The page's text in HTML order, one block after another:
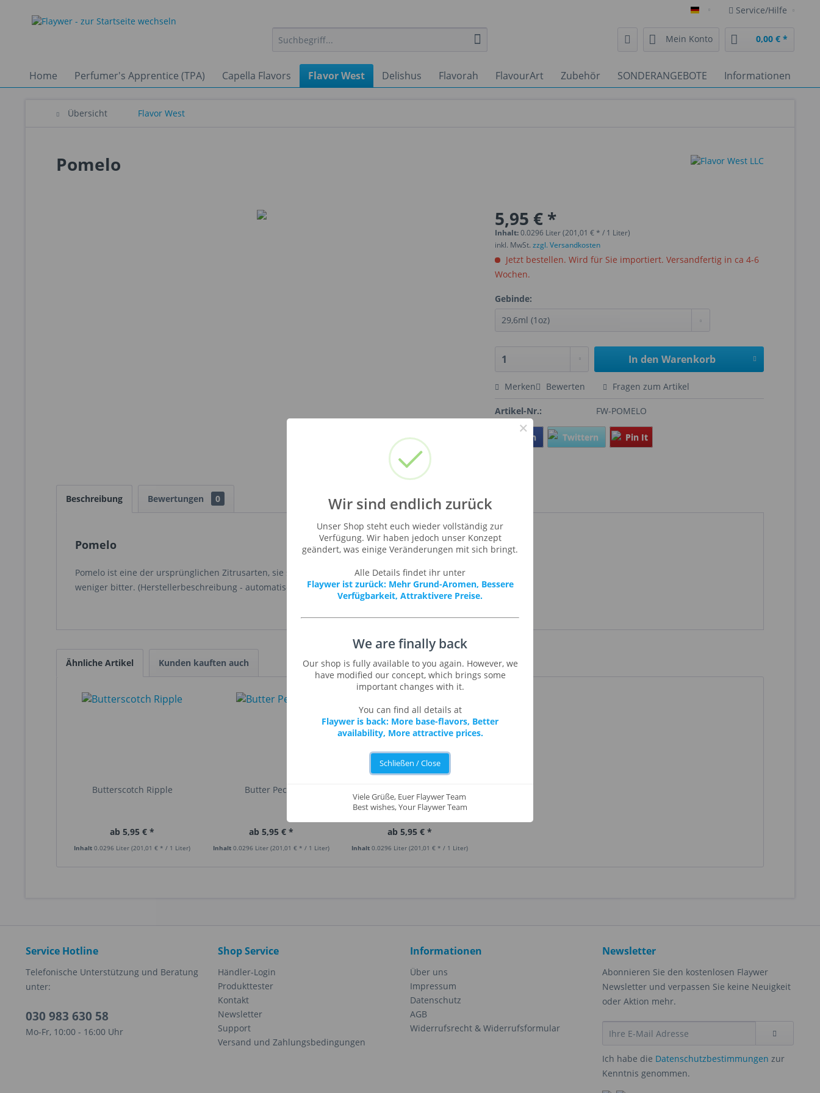
Deutsch Service/Hilfe
Mein Konto 0,00 € *
Home Perfumer's Apprentice (TPA) Capella Flavors Flavor West Delishus Flavorah FlavourArt Zubehör SONDERANGEBOTE Informationen
Übersicht Flavor West
Pomelo
5,95 € *
Inhalt:0.0296 Liter (201,01 € * / 1 Liter)
inkl. MwSt.zzgl. Versandkosten
Jetzt bestellen. Wird für Sie importiert. Versandfertig in ca 4-6
Wochen.
Gebinde:
In den Warenkorb
Merken Bewerten Fragen zum Artikel
Artikel-Nr.: FW-POMELO
Teilen Twittern Pin It
Beschreibung Bewertungen 0
Pomelo
Pomelo ist eine der ursprünglichen Zitrusarten, sie schmeckt ähnlich wie Grapefruit, ist aber süßer und
weniger bitter. (Herstellerbeschreibung - automatisch übersetzt)
Ähnliche Artikel Kunden kauften auch
Butterscotch Ripple
ab 5,95 € *
Inhalt0.0296 Liter(201,01 € * / 1 Liter)
Butter Pecan
ab 5,95 € *
Inhalt 0.0296 Liter (201,01 € * / 1 Liter)
ab 5,95 € *
Inhalt0.0296 Liter(201,01 € * / 1 Liter)
Service Hotline
Telefonische Unterstützung und Beratung
unter:
030 983 630 58
Mo-Fr, 10:00 - 16:00 Uhr
Shop Service
Händler-Login
Produkttester
Kontakt
Newsletter
Support
Versand und Zahlungsbedingungen
Informationen
Über uns
Impressum
Datenschutz
AGB
Widerrufsrecht & Widerrufsformular
Newsletter
Abonnieren Sie den kostenlosen Flaywer
Newsletter und verpassen Sie keine Neuigkeit
oder Aktion mehr.
Ich habe die Datenschutzbestimmungen zur
Kenntnis genommen.
×
Wir sind endlich zurück
Unser Shop steht euch wieder vollständig zur
Verfügung. Wir haben jedoch unser Konzept
geändert, was einige Veränderungen mit sich bringt.
Alle Details findet ihr unter
Flaywer ist zurück: Mehr Grund-Aromen, Bessere
Verfügbarkeit, Attraktivere Preise.
We are finally back
Our shop is fully available to you again. However, we
have modified our concept, which brings some
important changes with it.
You can find all details at
Flaywer is back: More base-flavors, Better
availability, More attractive prices.
Schließen / Close
Viele Grüße, Euer Flaywer Team
Best wishes, Your Flaywer Team